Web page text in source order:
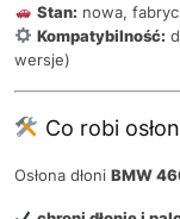
Stan: nowa,
Kompatybilność:
wersje)
Co robi
Osłona dłoni BMW